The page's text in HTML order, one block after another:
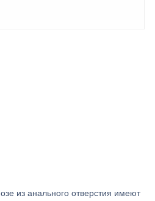
из анального отверстия имеют